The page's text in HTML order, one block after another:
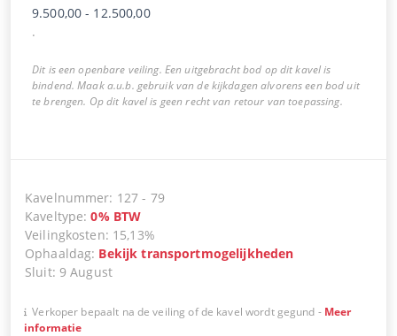
9.500,00 - 12.500,00
.
Dit is een openbare veiling. Een uitgebracht bod op dit kavel is
bindend. Maak a.u.b. gebruik van de kijkdagen alvorens een bod uit
te brengen. Op dit kavel is geen recht van retour van toepassing.
Kavelnummer: 127 - 79
Kaveltype:0% BTW
Veilingkosten: 15,13%
Ophaaldag: Bekijk transportmogelijkheden
Sluit: 9 August
Verkoper bepaalt na de veiling of de kavel wordt gegund - Meer
informatie